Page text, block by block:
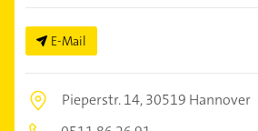
E-Mail
Pieperstr. 14,30519 Hannover